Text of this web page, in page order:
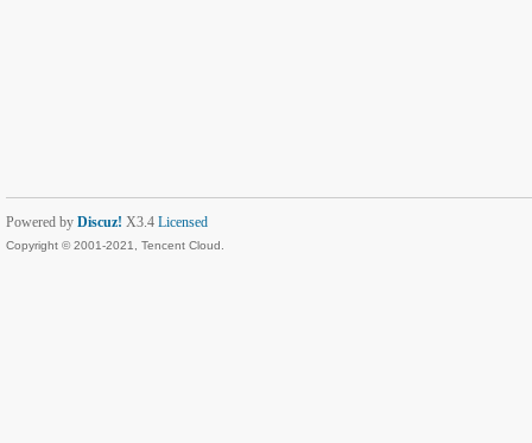
Powered by Discuz! X3.4 Licensed
Copyright © 2001-2021, Tencent Cloud.